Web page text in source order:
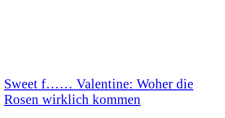
Sweet f…… Valentine: Woher die
Rosen wirklich kommen